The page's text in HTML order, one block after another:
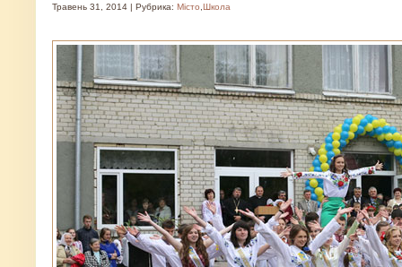
Травень 31, 2014 | Рубрика: Місто Школа